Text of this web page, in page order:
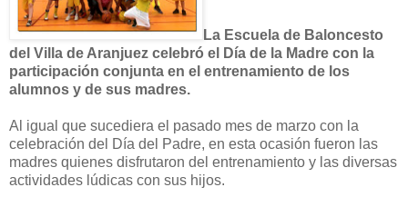
La Escuela de Baloncesto
del Villa de Aranjuez celebró el Día de la Madre con la
participación conjunta en el entrenamiento de los
alumnos y de sus madres.
Al igual que sucediera el pasado mes de marzo con la
celebración del Día del Padre, en esta ocasión fueron las
madres quienes disfrutaron del entrenamiento y las diversas
actividades lúdicas con sus hijos.